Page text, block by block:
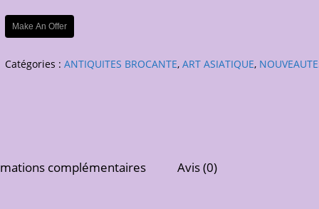
Make An Offer
Catégories :ANTIQUITES BROCANTE,ART ASIATIQUE,
complémentaires Avis (0)